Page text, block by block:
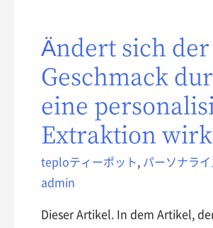
Ändert sich der
Geschmack
eine
Extraktion
teploティーポット パーソナラ
admin
Dieser Artikel. In dem Artikel,